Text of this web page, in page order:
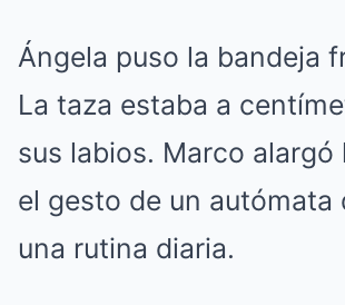
Ángela puso la bandeja
La taza estaba a
sus labios. Marco alargó
el gesto de un autómata
una rutina diaria.